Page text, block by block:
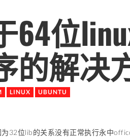
64位
的解决
LINUX UBUNTU
32位lib的关系没有正常执行永中